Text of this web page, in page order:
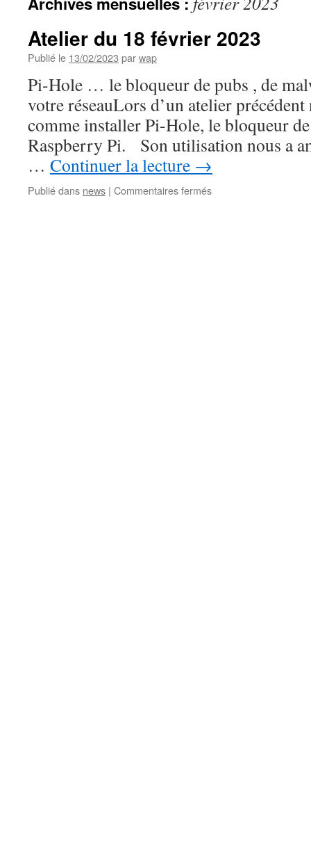
Atelier du 18 février 2023
Publié le 13/02/2023 parwap
Pi-Hole … le bloqueur de pubs , de
votre réseauLors d’un atelier
comme installer Pi-Hole, le bloqueur
Raspberry Pi. Son utilisation nous a
… Continuer la lecture →
Publié dans news | Commentaires ferméssur